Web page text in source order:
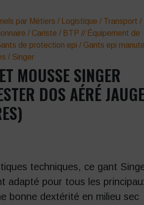
par Métiers / Logistique / Transport /
/ Cariste / BTP // Équipement de
de protection epi / Gants epi
/ Singer
MOUSSE SINGER
DOS AÉRÉ
techniques, ce gant
adapté pour tous les
bonne dextérité en milieu sec